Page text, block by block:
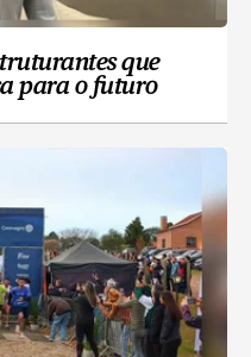
que
para o futuro